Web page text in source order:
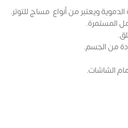
ويعتبر من أنواع مساج للتوتر.
المستمرة.
من الجسم.
الشاشات.